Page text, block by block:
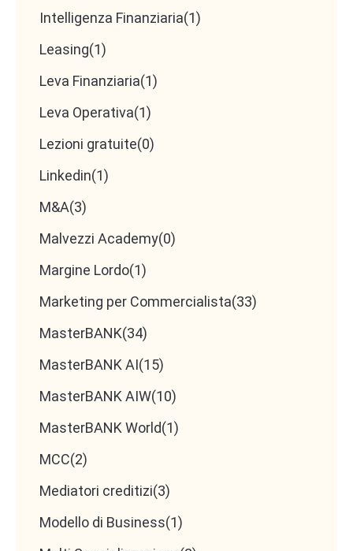
Intelligenza Finanziaria(1)
Leasing(1)
Leva Finanziaria(1)
Leva Operativa(1)
Lezioni gratuite(0)
Linkedin(1)
M&A(3)
Malvezzi Academy(0)
Margine Lordo(1)
Marketing per Commercialista(33)
MasterBANK(34)
MasterBANK AI(15)
MasterBANK AIW(10)
MasterBANK World(1)
MCC(2)
Mediatori creditizi(3)
Modello di Business(1)